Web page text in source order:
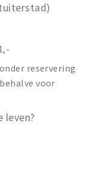
reservering
voor
leven?